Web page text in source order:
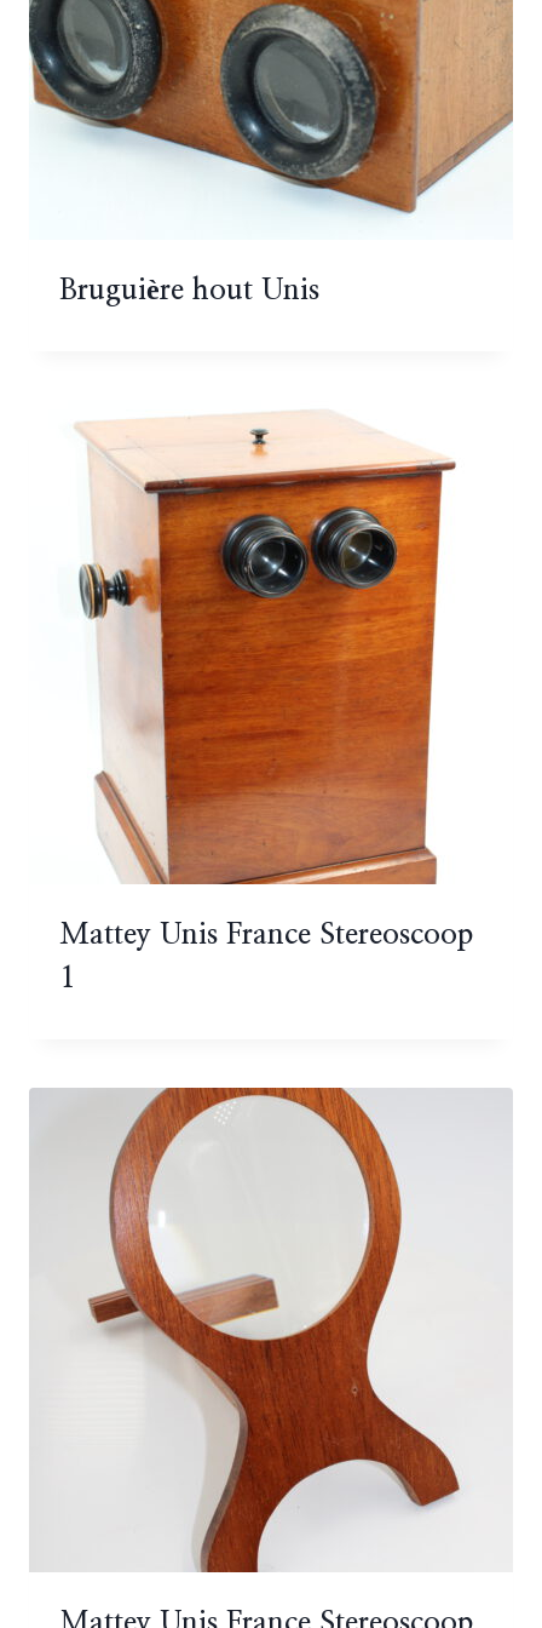
Bruguière hout Unis
Mattey Unis France Stereoscoop
1